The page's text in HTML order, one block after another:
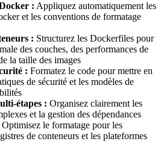
: Appliquez automatiquement les
et les conventions de formatage
: Structurez les Dockerfiles pour
des couches, des performances de
la taille des images
: Formatez le code pour mettre en
de sécurité et les modèles de
étapes : Organisez clairement les
et la gestion des dépendances
Optimisez le formatage pour les
de conteneurs et les plateformes